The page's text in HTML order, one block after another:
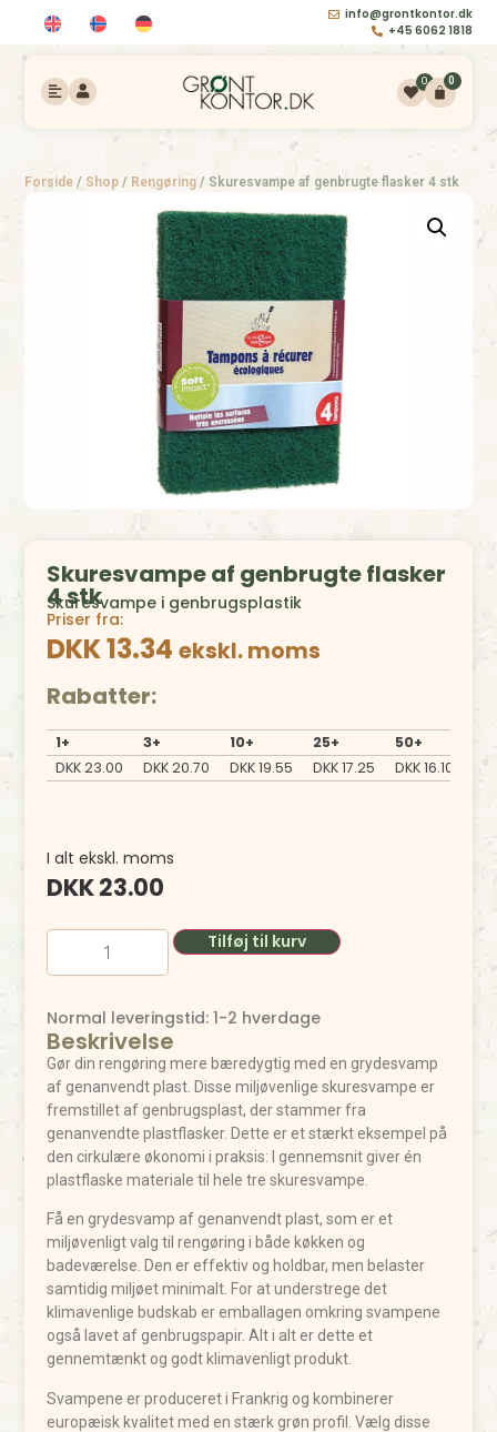
info@grontkontor.dk
+45 6062 1818
0 0
Forside / Shop / Rengøring / Skuresvampe af genbrugte flasker 4 stk
Skuresvampe af genbrugte flasker
4 stk
Skuresvampe i genbrugsplastik
Priser fra:
DKK 13.34ekskl. moms
Rabatter:
1+ 3+ 10+ 25+ 50+
DKK23.00 DKK20.70 DKK19.55 DKK17.25 DKK16.10
I alt ekskl. moms
DKK23.00
Tilføj til kurv
Normal leveringstid: 1-2 hverdage
Beskrivelse
Gør din rengøring mere bæredygtig med en grydesvamp
af genanvendt plast. Disse miljøvenlige skuresvampe er
fremstillet af genbrugsplast, der stammer fra
genanvendte plastflasker. Dette er et stærkt eksempel på
den cirkulære økonomi i praksis: I gennemsnit giver én
plastflaske materiale til hele tre skuresvampe.
Få en grydesvamp af genanvendt plast, som er et
miljøvenligt valg til rengøring i både køkken og
badeværelse. Den er effektiv og holdbar, men belaster
samtidig miljøet minimalt. For at understrege det
klimavenlige budskab er emballagen omkring svampene
også lavet af genbrugspapir. Alt i alt er dette et
gennemtænkt og godt klimavenligt produkt.
Svampene er produceret i Frankrig og kombinerer
europæisk kvalitet med en stærk grøn profil. Vælg disse